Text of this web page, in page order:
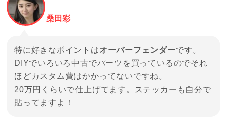
桑田彩
特に好きなポイントはオーバーフェンダーです。
DIYでいろいろ中古でパーツを買っているのでそれ
ほどカスタム費はかかってないですね。
20万円くらいで仕上げてます。ステッカーも自分で
貼ってますよ！